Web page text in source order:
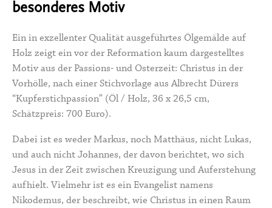
besonderes Motiv
Ein in exzellenter Qualität ausgeführtes Ölgemälde auf
Holz zeigt ein vor der Reformation kaum dargestelltes
Motiv aus der Passions- und Osterzeit: Christus in der
Vorhölle, nach einer Stichvorlage aus Albrecht Dürers
“Kupferstichpassion” (Öl / Holz, 36 x 26,5 cm,
Schätzpreis: 700 Euro).
Dabei ist es weder Markus, noch Matthäus, nicht Lukas,
und auch nicht Johannes, der davon berichtet, wo sich
Jesus in der Zeit zwischen Kreuzigung und Auferstehung
aufhielt. Vielmehr ist es ein Evangelist namens
Nikodemus, der beschreibt, wie Christus in einen Raum